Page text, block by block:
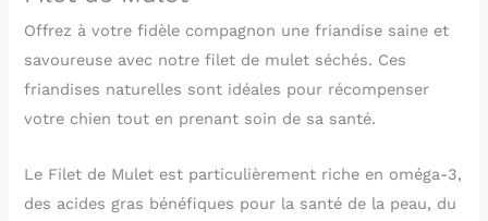
Offrez à votre fidèle compagnon une friandise saine et
savoureuse avec notre filet de mulet séchés. Ces
friandises naturelles sont idéales pour récompenser
votre chien tout en prenant soin de sa santé.
Le Filet de Mulet est particulièrement riche en oméga-3,
des acides gras bénéfiques pour la santé de la peau, du